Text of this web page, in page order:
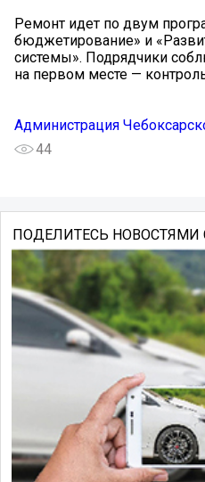
Ремонт идет по двум
бюджетирование» и
системы». Подрядчики
на первом месте —
Администрация
44
ПОДЕЛИТЕСЬ